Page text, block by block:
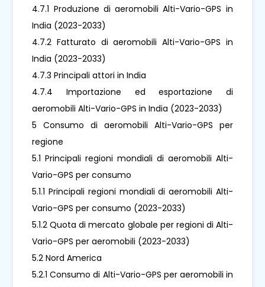
4.7.1 Produzione di aeromobili Alti-Vario-GPS in
India (2023-2033)
4.7.2 Fatturato di aeromobili Alti-Vario-GPS in
India (2023-2033)
4.7.3 Principali attori in India
4.7.4 Importazione ed esportazione di
aeromobili Alti-Vario-GPS in India (2023-2033)
5 Consumo di aeromobili Alti-Vario-GPS per
regione
5.1 Principali regioni mondiali di aeromobili Alti-
Vario-GPS per consumo
5.1.1 Principali regioni mondiali di aeromobili Alti-
Vario-GPS per consumo (2023-2033)
5.1.2 Quota di mercato globale per regioni di Alti-
Vario-GPS per aeromobili (2023-2033)
5.2 Nord America
5.2.1 Consumo di Alti-Vario-GPS per aeromobili in